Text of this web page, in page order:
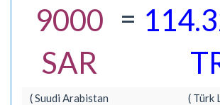
9000
SAR
=
( Suudi Arabistan
( Türk